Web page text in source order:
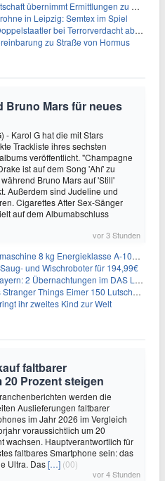
übernimmt Ermittlungen zu Drohnenvorfall
in Leipzig: Semtex im Spiel
bei Terrorverdacht abschieben
zu Straße von Hormus
Bruno Mars für neues
- Karol G hat die mit Stars
Trackliste ihres sechsten
veröffentlicht. "Champagne
ist auf dem Song 'Ahí' zu
Bruno Mars auf 'Still'
Außerdem sind Judeline und
Cigarettes After Sex-Sänger
auf dem Albumabschluss
vor 3 Stunden
8 kg Energieklasse A-10% 1400 U/Min für 289,97€
und Wischroboter für 194,99€
im DAS LUDWIG Sports Resort inkl. HP + Wellness ab 174€ p.P.
Things Eimer 150 Lutscher für 21,95€
ihr zweites Kind zur Welt
faltbarer
Prozent steigen
werden die
Auslieferungen faltbarer
im Jahr 2026 im Vergleich
voraussichtlich um 20
wachsen. Hauptverantwortlich für
faltbares Smartphone sein: das
Ultra. Das[…] (00)
vor 4 Stunden